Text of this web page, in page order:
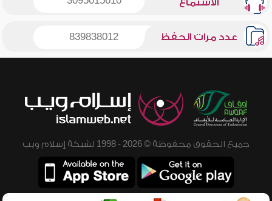
الاستماع
عدد مرات الحفظ 839838012
جميع الحقوق محفوظة © 2026 - 1998 لشبكة إسلام ويب